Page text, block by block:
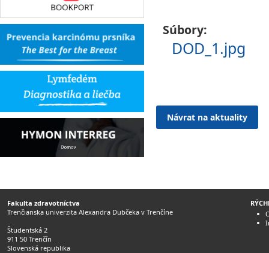
Súbory:
DOD_1.jpg
Návrat na aktuality
Fakulta zdravotníctva
Trenčianska univerzita Alexandra Dubčeka v Trenčíne
Študentská 2
911 50 Trenčín
Slovenská republika